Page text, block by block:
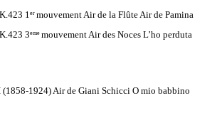
1 er mouvement Air de la Flûte Air de Pamina
3eme mouvement Air des Noces L’ho perduta
(1858-1924) Air de Giani Schicci O mio babbino